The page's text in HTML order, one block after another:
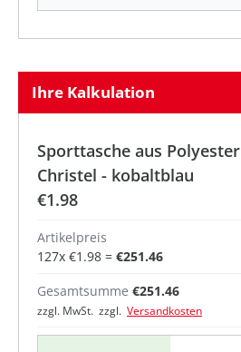
Ihre Kalkulation
Sporttasche aus Polyester
Christel - kobaltblau
€1.98
Artikelpreis
127x €1.98 = €251.46
Gesamtsumme €251.46
zzgl. MwSt. zzgl. Versandkosten